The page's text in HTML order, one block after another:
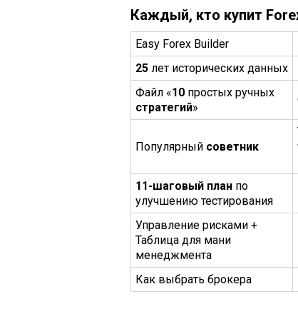
Каждый, кто купит
Easy Forex Builder
25 лет исторических данных
Файл «10 простых ручных
стратегий»
Популярный советник
11-шаговый план по
улучшению тестирования
Управление рисками +
Таблица для мани
менеджмента
Как выбрать брокера